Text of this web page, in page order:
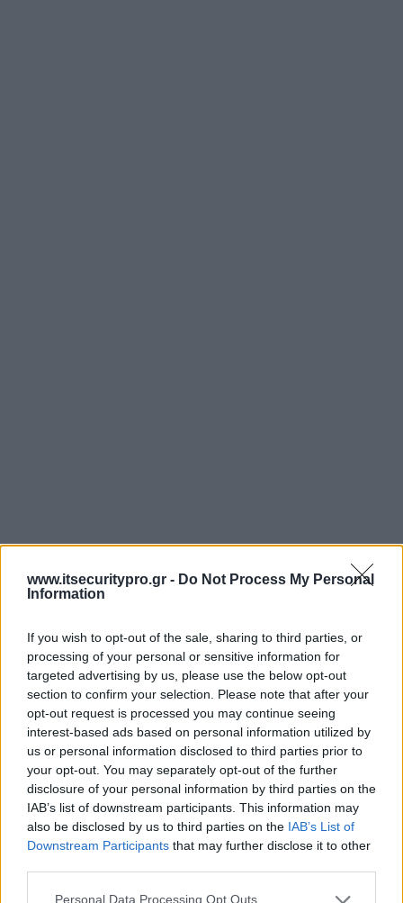
www.itsecuritypro.gr - Do Not Process My Personal
Information
If you wish to opt-out of the sale, sharing to third parties, or
processing of your personal or sensitive information for
targeted advertising by us, please use the below opt-out
section to confirm your selection. Please note that after your
opt-out request is processed you may continue seeing
interest-based ads based on personal information utilized by
us or personal information disclosed to third parties prior to
your opt-out. You may separately opt-out of the further
disclosure of your personal information by third parties on the
IAB’s list of downstream participants. This information may
also be disclosed by us to third parties on the IAB’s List of
Downstream Participants that may further disclose it to other
Personal Data Processing Opt Outs